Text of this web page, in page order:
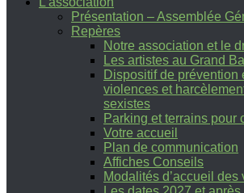
Présentation – Assemblée
Repères
Notre association et le
Les artistes au Grand
Dispositif de prévention
violences et
sexistes
Parking et terrains pour
Votre accueil
Plan de communication
Affiches Conseils
Modalités d’accueil des